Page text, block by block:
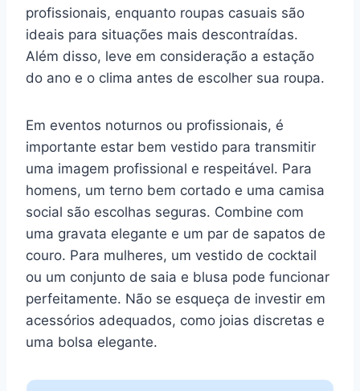
profissionais, enquanto roupas casuais são
ideais para situações mais descontraídas.
Além disso, leve em consideração a estação
do ano e o clima antes de escolher sua roupa.
Em eventos noturnos ou profissionais, é
importante estar bem vestido para transmitir
uma imagem profissional e respeitável. Para
homens, um terno bem cortado e uma camisa
social são escolhas seguras. Combine com
uma gravata elegante e um par de sapatos de
couro. Para mulheres, um vestido de cocktail
ou um conjunto de saia e blusa pode funcionar
perfeitamente. Não se esqueça de investir em
acessórios adequados, como joias discretas e
uma bolsa elegante.